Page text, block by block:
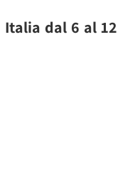
dal 6 al 12